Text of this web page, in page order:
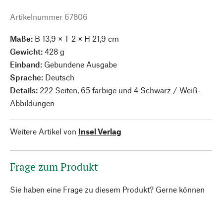
Artikelnummer 67806
Maße: B 13,9 × T 2 × H 21,9 cm
Gewicht: 428 g
Einband: Gebundene Ausgabe
Sprache: Deutsch
Details: 222 Seiten, 65 farbige und 4 Schwarz / Weiß-
Abbildungen
Weitere Artikel von Insel Verlag
Frage zum Produkt
Sie haben eine Frage zu diesem Produkt? Gerne können